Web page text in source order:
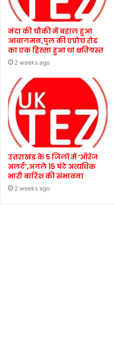
नंदा की चौकी में बहाल हुआ
आवागमन,पुल की एप्रोच रोड
का एक हिस्सा हुआ था क्षतिग्रस्त
2 weeks ago
उत्तराखंड के 5 जिलों में ‘ऑरेंज
अलर्ट’,अगले 15 घंटे अत्यधिक
भारी बारिश की संभावना
2 weeks ago